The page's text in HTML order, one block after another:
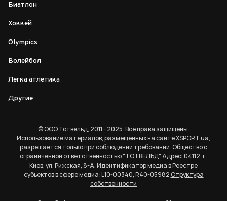
Биатлон
Хоккей
Olympics
Волейбол
Легка атлетика
Другие
© ООО Тотвельд, 2011 - 2025. Все права защищены.
Использование материалов, размещенных на сайте XSPORT.ua,
разрешается только при соблюдении требований. Общество с
ограниченной ответственностью "ТОТВЕЛЬД". Адрес: 04112, г.
Киев, ул. Рижская, 8-А. Идентификатор медиа в Реестре
субъектов в сфере медиа: L10-00340, R40-05982Структура
собственности